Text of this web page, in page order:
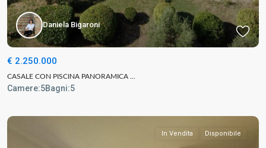
Daniela Bigaroni
€ 2.250.000
CASALE CON PISCINA PANORAMICA ...
Camere:5Bagni:5
In Vendita Disponibile